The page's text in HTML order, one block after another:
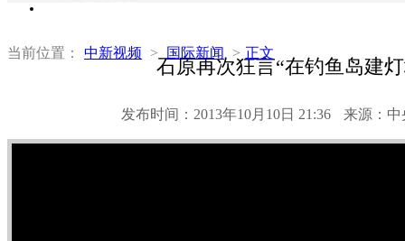
当前位置： 中新视频 > 国际新闻 > 正文
石原再次狂言“在钓鱼岛建
发布时间：2013年10月10日 21:36 来源：中